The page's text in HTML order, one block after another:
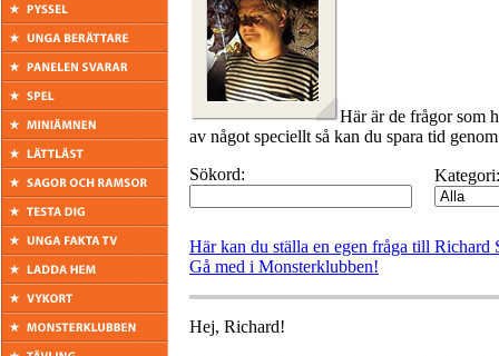
Här är de frågor som
av något speciellt så kan du spara tid
Sökord:
Kategori:
Här kan du ställa en egen fråga till Richard
Gå med i Monsterklubben!
Hej, Richard!